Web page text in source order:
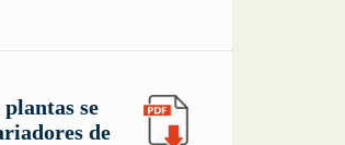
se
de